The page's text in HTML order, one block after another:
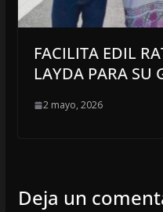
FACILITA EDIL
LAYDA PARA SU
2 mayo, 2026
Deja un